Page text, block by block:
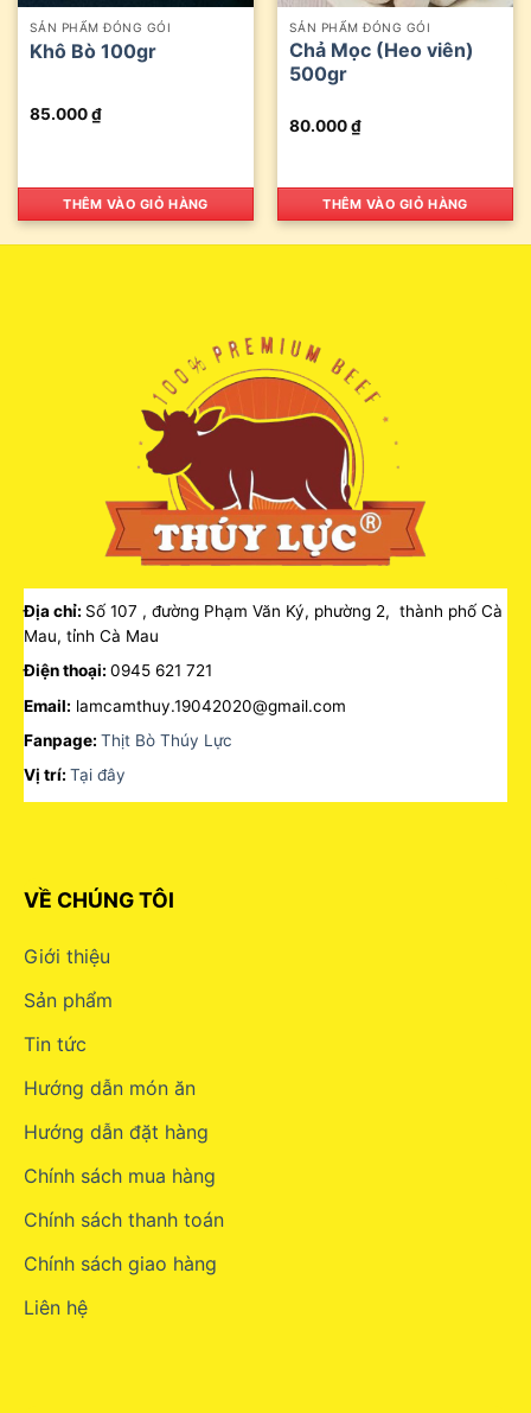
SẢN PHẨM ĐÓNG GÓI
Khô Bò 100gr
85.000₫
THÊM VÀO GIỎ HÀNG
SẢN PHẨM ĐÓNG GÓI
Chả Mọc (Heo viên)
500gr
80.000₫
THÊM VÀO GIỎ HÀNG
Địa chỉ: Số 107 , đường Phạm Văn Ký, phường 2, thành phố Cà
Mau, tỉnh Cà Mau
Điện thoại: 0945 621 721
Email: lamcamthuy.19042020@gmail.com
Fanpage: Thịt Bò Thúy Lực
Vị trí: Tại đây
VỀ CHÚNG TÔI
Giới thiệu
Sản phẩm
Tin tức
Hướng dẫn món ăn
Hướng dẫn đặt hàng
Chính sách mua hàng
Chính sách thanh toán
Chính sách giao hàng
Liên hệ